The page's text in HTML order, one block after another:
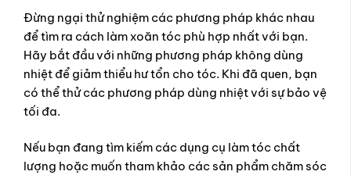
Đừng ngại thử nghiệm các phương pháp khác nhau
để tìm ra cách làm xoăn tóc phù hợp nhất với bạn.
Hãy bắt đầu với những phương pháp không dùng
nhiệt để giảm thiểu hư tổn cho tóc. Khi đã quen, bạn
có thể thử các phương pháp dùng nhiệt với sự bảo vệ
tối đa.
Nếu bạn đang tìm kiếm các dụng cụ làm tóc chất
lượng hoặc muốn tham khảo các sản phẩm chăm sóc